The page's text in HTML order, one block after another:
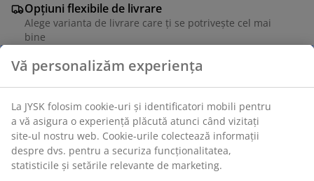
Opțiuni flexibile de livrare
Alege varianta de livrare care ți se potrivește cel mai
bine
Unitate de stoc: 3650189
Specificații
Vă personalizăm experiența
La JYSK folosim cookie-uri și identificatori mobili pentru a
vă asigura o experiență plăcută atunci când vizitați site-ul